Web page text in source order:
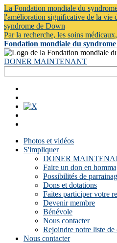
La Fondation mondiale du
l'amélioration significative de la vie
syndrome de Down
Par la recherche, les soins
Fondation mondiale du
DONER MAINTENANT
Photos et vidéos
S'impliquer
DONER
Faire un don en
Possibilités de
Dons et dotations
Faites participer votre
Devenir membre
Bénévole
Nous contacter
Rejoindre notre liste
Nous contacter